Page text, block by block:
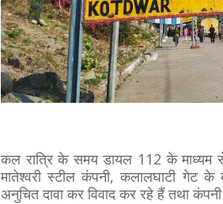
कल रात्रि के समय डायल 112 के माध्यम
मातेश्वरी स्टील कंपनी, कलालघाटी गेट
अनुचित दावा कर विवाद कर रहे हैं तथा